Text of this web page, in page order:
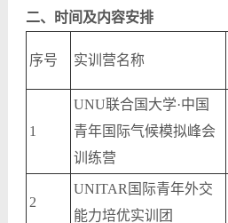
二、时间及内容安排
序号 实训营名称
1
UNU联合国大学·中国
青年国际气候模拟峰会
训练营
2
UNITAR国际青年外交
能力培优实训团